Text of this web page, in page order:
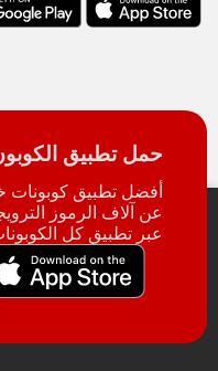
حمل تطبيق
أفضل تطبيق كوبونات
عن آلاف الرموز
عبر تطبيق كل